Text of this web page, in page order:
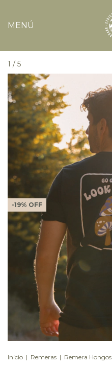
MENÚ
1 / 5
-19% OFF
Inicio | Remeras | Remera Hongos